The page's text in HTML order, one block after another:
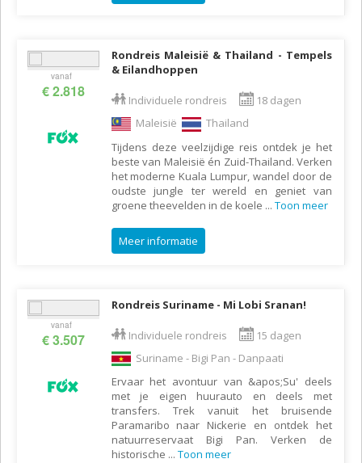
vanaf
€ 2.818
Rondreis Maleisië & Thailand - Tempels
& Eilandhoppen
Individuele rondreis
18 dagen
Maleisië
Thailand
Tijdens deze veelzijdige reis ontdek je het
beste van Maleisië én Zuid-Thailand. Verken
het moderne Kuala Lumpur, wandel door de
oudste jungle ter wereld en geniet van
groene theevelden in de koele ... Toon meer
Meer informatie
vanaf
€ 3.507
Rondreis Suriname - Mi Lobi Sranan!
Individuele rondreis
15 dagen
Suriname - Bigi Pan - Danpaati
Ervaar het avontuur van &apos;Su' deels
met je eigen huurauto en deels met
transfers. Trek vanuit het bruisende
Paramaribo naar Nickerie en ontdek het
natuurreservaat Bigi Pan. Verken de
historische ... Toon meer